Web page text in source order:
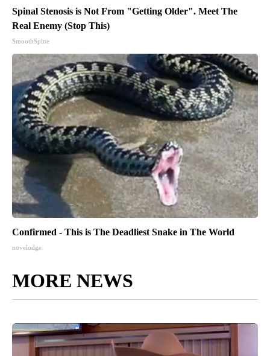
Spinal Stenosis is Not From "Getting Older". Meet The
Real Enemy (Stop This)
SmoothSpine
Confirmed - This is The Deadliest Snake in The World
novelodge
MORE NEWS